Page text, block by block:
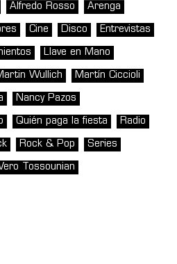
Alfredo Rosso Arenga
Cine Disco Entrevistas
Llave en Mano
Wullich Martín Ciccioli
Nancy Pazos
Quién paga la fiesta Radio
Rock & Pop Series
Tossounian